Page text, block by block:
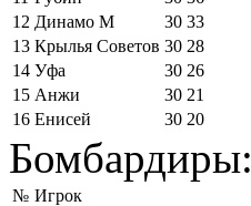
12 Динамо М 30 33
13 Крылья Советов 30 28
14 Уфа 30 26
15 Анжи 30 21
16 Енисей 30 20
Бомбардиры:
№ Игрок